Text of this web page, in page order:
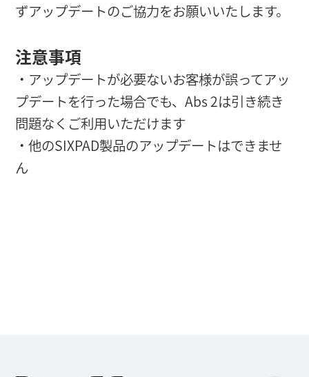
ずアップデートのご協力をお願いいたします。
注意事項
・アップデートが必要ないお客様が誤ってアッ
プデートを行った場合でも、Abs 2は引き続き
問題なくご利用いただけます
・他のSIXPAD製品のアップデートはできませ
ん